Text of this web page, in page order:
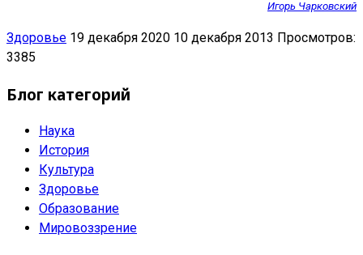
Игорь Чарковский
Здоровье 19 декабря 2020 10 декабря 2013 Просмотров:
3385
Блог категорий
Наука
История
Культура
Здоровье
Образование
Мировоззрение